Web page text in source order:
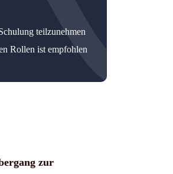
teilzunehmen
Rollen ist empfohlen
zur